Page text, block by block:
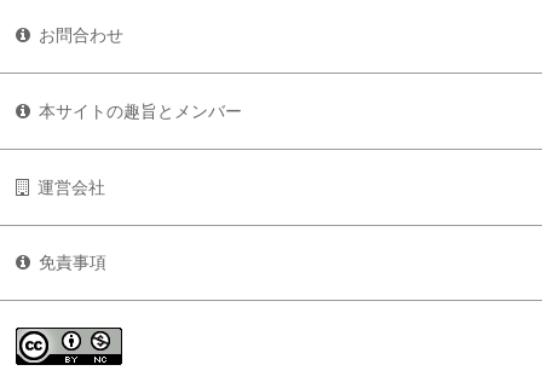
お問合わせ
本サイトの趣旨とメンバー
運営会社
免責事項